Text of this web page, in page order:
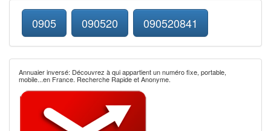
0905 090520 090520841
Annuaier inversé: Découvrez à qui appartient un numéro fixe, portable,
mobile...en France. Recherche Rapide et Anonyme.